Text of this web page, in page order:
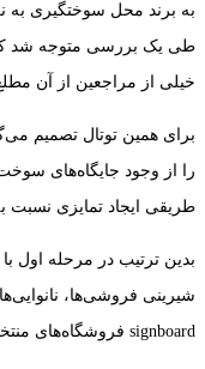
به برند محل سوختگیری به
طی یک بررسی متوجه شد که
خیلی از مراجعین از آن
برای همین توتال تصمیم
را از وجود جایگاه‌های
طریقی ایجاد تمایزی نسبت
شیرینی فروشی‌ها،
signboard فروشگاه‌های منتخب کمپین توتال برگزار شد.